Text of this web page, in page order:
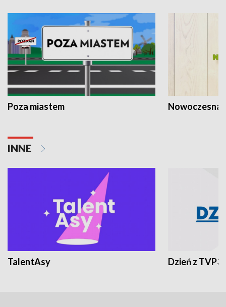
Poza miastem Nowoczesna
INNE
TalentAsy Dzień z TVP3